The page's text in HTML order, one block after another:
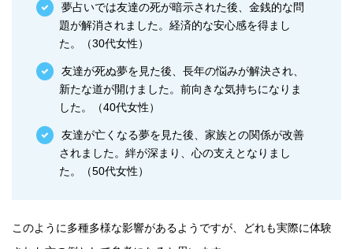
夢占いでは友達の死が暗示された後、金銭的な問
題が解消されました。経済的な安心感を得まし
た。（30代女性）
友達が死ぬ夢を見た後、長年の悩みが解決され、
新たな道が開けました。前向きな気持ちになりま
した。（40代女性）
友達が亡くなる夢を見た後、家族との関係が改善
されました。絆が深まり、心の支えとなりまし
た。（50代女性）
このように多種多様な影響があるようですが、どれも実際に体験